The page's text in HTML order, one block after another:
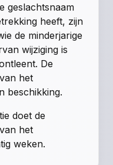
geslachtsnaam
heeft, zijn
de minderjarige
wijziging is
De
het
beschikking.
doet de
het
weken.